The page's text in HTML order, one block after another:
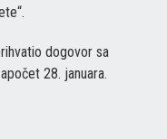
dogovor sa
28. januara.